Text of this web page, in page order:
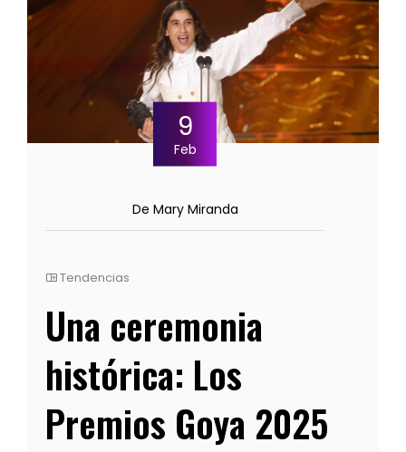
9
Feb
De Mary Miranda
Tendencias
Una ceremonia
histórica: Los
Premios Goya 2025